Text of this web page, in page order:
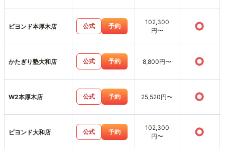
ビヨンド本厚木店 公式 予約
102,300
円〜
○
かたぎり塾大和店 公式 予約 8,800円〜 ○
W2本厚木店 公式 予約 25,520円〜 ○
ビヨンド大和店 公式 予約
102,300
円〜
○